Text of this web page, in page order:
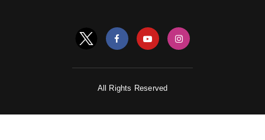
All Rights Reserved